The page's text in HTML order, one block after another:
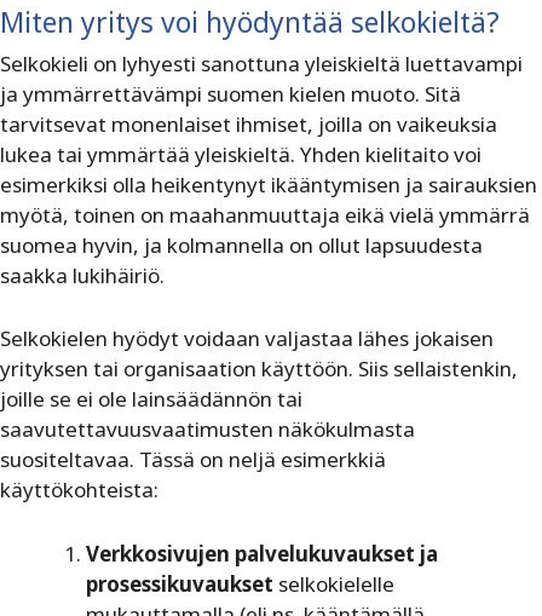
Miten yritys voi hyödyntää selkokieltä?
Selkokieli on lyhyesti sanottuna yleiskieltä luettavampi
ja ymmärrettävämpi suomen kielen muoto. Sitä
tarvitsevat monenlaiset ihmiset, joilla on vaikeuksia
lukea tai ymmärtää yleiskieltä. Yhden kielitaito voi
esimerkiksi olla heikentynyt ikääntymisen ja sairauksien
myötä, toinen on maahanmuuttaja eikä vielä ymmärrä
suomea hyvin, ja kolmannella on ollut lapsuudesta
saakka lukihäiriö.
Selkokielen hyödyt voidaan valjastaa lähes jokaisen
yrityksen tai organisaation käyttöön. Siis sellaistenkin,
joille se ei ole lainsäädännön tai
saavutettavuusvaatimusten näkökulmasta
suositeltavaa. Tässä on neljä esimerkkiä
käyttökohteista:
Verkkosivujen palvelukuvaukset ja
prosessikuvaukset selkokielelle